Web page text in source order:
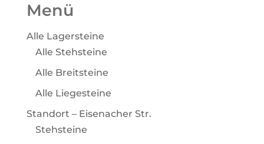
Menü
Alle Lagersteine
Alle Stehsteine
Alle Breitsteine
Alle Liegesteine
Standort – Eisenacher Str.
Stehsteine